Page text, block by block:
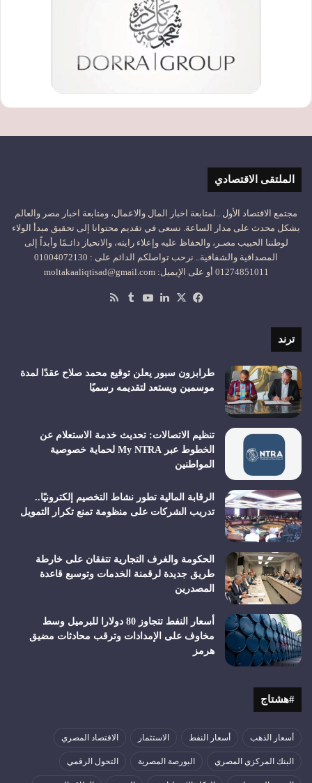
الملتقى الاقتصادي
مجتمع الاقتصاد الأول ..لمتابعة اخبار المال والاعمال، ومتابعة اخبار مصر والعالم
بشكل محدث على مدار الساعة. نسعى في تقديم محتوانا إلى تحقيق مبدأ الولاء
لوطننا الحبيب مصـر، والحفاظ عليه وإعلاء رايته، والانحياز دائـمًا وأبداً إلى
المصداقية والشفافية.. نرحب تواصلكم الدائم على : 01004072130
01274851011 أو على الإيميل: moltakaaliqtisad@gmail.com
فيسبوك
‫X لينكدإن‫YouTube
ترند
طرابزون سبور يعلن توقيع محمد صلاح عقدًا لمدة
موسمين ويستعد لتقديمه رسميًا
تنظيم الاتصالات: تحديث خدمة الاستعلام عن
الخطوط عبر My NTRA لحماية خصوصية
المواطنين
الرقابة المالية تطور نشاط التخصيم إلكترونيًا..
تدريب الشركات على منظومة تمنع تكرار التمويل
الحكومة والغرف التجارية تتفقان على خارطة
طريق جديدة لرقمنة الخدمات وتوسيع قاعدة
المصدرين
أسعار النفط تتجاوز 80 دولارا للبرميل وسط
مخاوف على الإمدادات وترقب محادثات مضيق
هرمز
#هشتاج
أسعار الذهب أسعار النفط الاستثمار الاقتصاد المصري
البنك المركزي المصري البورصة المصرية التحول الرقمي